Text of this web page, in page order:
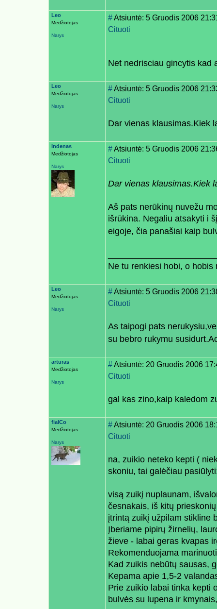
Leo
Medžiotojas
Narys
#Atsiuntė: 5 Gruodis 2006
Cituoti
Net nedrisciau gincytis kad
Leo
Medžiotojas
Narys
#Atsiuntė: 5 Gruodis 2006
Cituoti
Dar vienas klausimas.Kiek
Indenas
Medžiotojas
Narys
#Atsiuntė: 5 Gruodis 2006
Cituoti
Dar vienas klausimas.Kiek
Aš pats nerūkinų nuvežu
išrūkina. Negaliu atsakyti i
eigoje, čia panašiai kaip
Ne tu renkiesi hobi, o hobis
Leo
Medžiotojas
Narys
#Atsiuntė: 5 Gruodis 2006
Cituoti
As taipogi pats
su bebro rukymu
arturas
Medžiotojas
Narys
#Atsiuntė: 20 Gruodis 2006
Cituoti
gal kas zino,kaip kaledom
fialCo
Medžiotojas
Narys
#Atsiuntė: 20 Gruodis 2006
Cituoti
na, zuikio neteko kepti (
skoniu, tai galėčiau
visą zuikį nuplaunam,
česnakais, iš kitų
įtrintą zuikį užpilam stikline
Įberiame pipirų žirnelių,
žieve - labai geras kvapas
Rekomenduojama
Kad zuikis nebūtų sausas,
Kepama apie 1,5-2
Prie zuikio labai tinka kepti
bulvės su lupena ir